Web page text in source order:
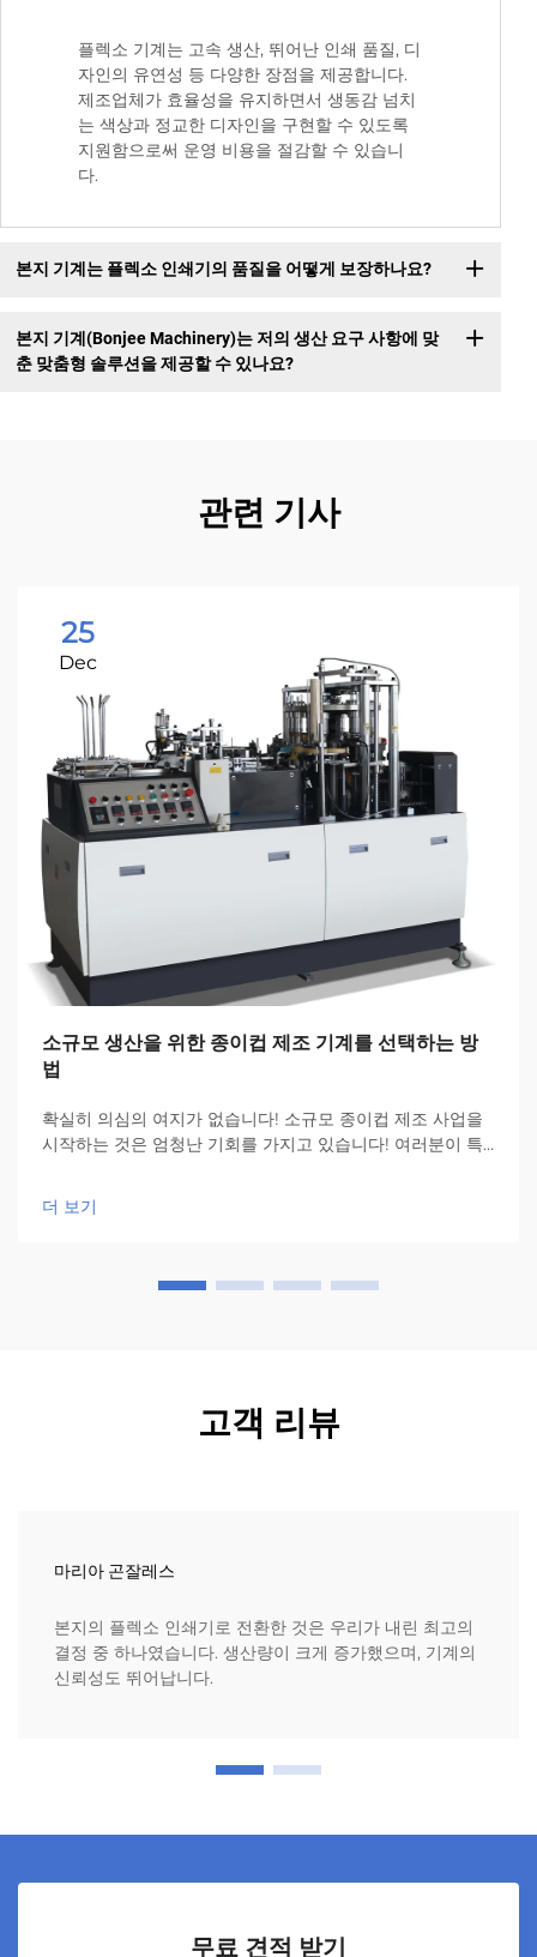
플렉소 기계는 고속 생산, 뛰어난 인쇄 품질, 디
자인의 유연성 등 다양한 장점을 제공합니다.
제조업체가 효율성을 유지하면서 생동감 넘치
는 색상과 정교한 디자인을 구현할 수 있도록
지원함으로써 운영 비용을 절감할 수 있습니
다.
본지 기계는 플렉소 인쇄기의 품질을 어떻게 보장하나요?
본지 기계(Bonjee Machinery)는 저의 생산 요구 사항에 맞
춘 맞춤형 솔루션을 제공할 수 있나요?
관련 기사
25
Dec
소규모 생산을 위한 종이컵 제조 기계를 선택하는 방
법
확실히 의심의 여지가 없습니다! 소규모 종이컵 제조 사업을
시작하는 것은 엄청난 기회를 가지고 있습니다! 여러분이 특
사용할 것인가입니다. 이 기계는 사업에 있어 가장 중요한 장
비입니다...
더 보기
고객 리뷰
마리아 곤잘레스
본지의 플렉소 인쇄기로 전환한 것은 우리가 내린 최고의
결정 중 하나였습니다. 생산량이 크게 증가했으며, 기계의
신뢰성도 뛰어납니다.
무료 견적 받기